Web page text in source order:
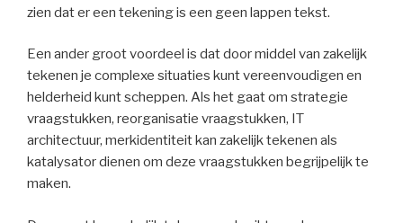
zien dat er een tekening is een geen lappen tekst.
Een ander groot voordeel is dat door middel van zakelijk
tekenen je complexe situaties kunt vereenvoudigen en
helderheid kunt scheppen. Als het gaat om strategie
vraagstukken, reorganisatie vraagstukken, IT
architectuur, merkidentiteit kan zakelijk tekenen als
katalysator dienen om deze vraagstukken begrijpelijk te
maken.